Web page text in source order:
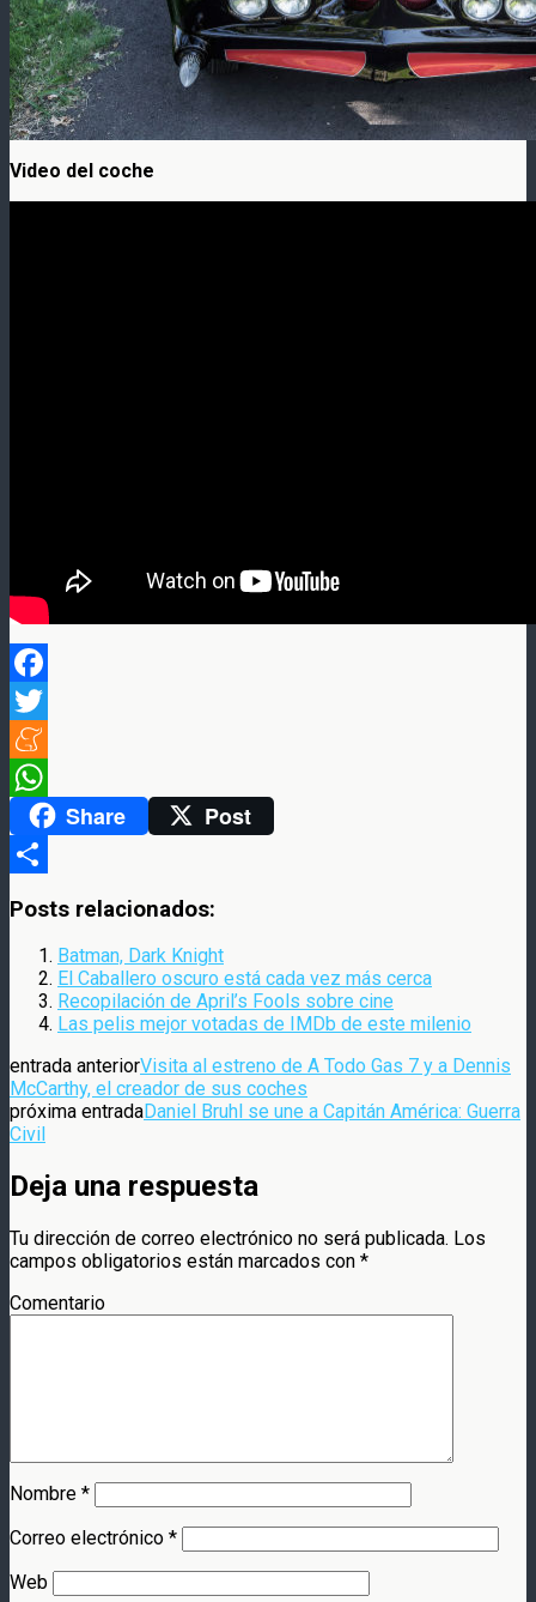
Video del coche
Facebook
Twitter
Meneame
WhatsAppShare Post
Posts relacionados:
Batman, Dark Knight
El Caballero oscuro está cada vez más cerca
Recopilación de April’s Fools sobre cine
Las pelis mejor votadas de IMDb de este milenio
entrada anteriorVisita al estreno de A Todo Gas 7 y a Dennis
McCarthy, el creador de sus coches
próxima entradaDaniel Bruhl se une a Capitán América: Guerra
Civil
Deja una respuesta
Tu dirección de correo electrónico no será publicada. Los
campos obligatorios están marcados con *
Comentario
Nombre *
Correo electrónico *
Web